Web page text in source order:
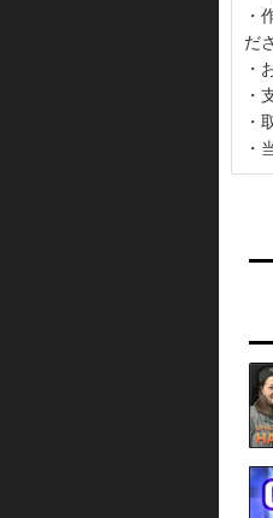
・
だ
・
・
・
・